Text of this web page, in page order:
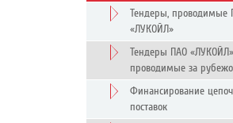
Тендеры, проводимые
«ЛУКОЙЛ»
Тендеры ПАО
проводимые за
Финансирование
поставок